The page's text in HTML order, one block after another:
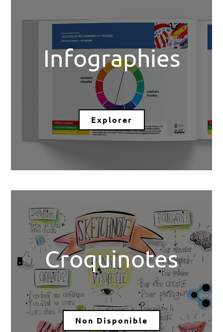
Infographies
Explorer
Croquinotes
Non Disponible